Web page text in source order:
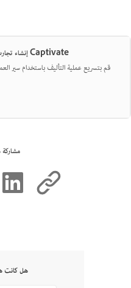
إنشاء تجارب تعليم إلكتروني غامرة مع Captivate
قم بتسريع عملية التأليف باستخدام سير
هل كانت